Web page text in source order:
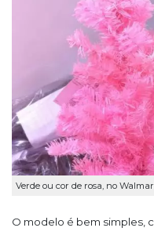
Verde ou cor de rosa, no
O modelo é bem simples,